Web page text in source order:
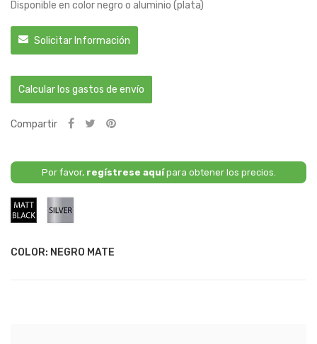
Disponible en color negro o aluminio (plata)
Solicitar Información
Calcular los gastos de envío
Compartir
Por favor, regístrese aquípara obtener los precios.
COLOR: NEGRO MATE
Mate